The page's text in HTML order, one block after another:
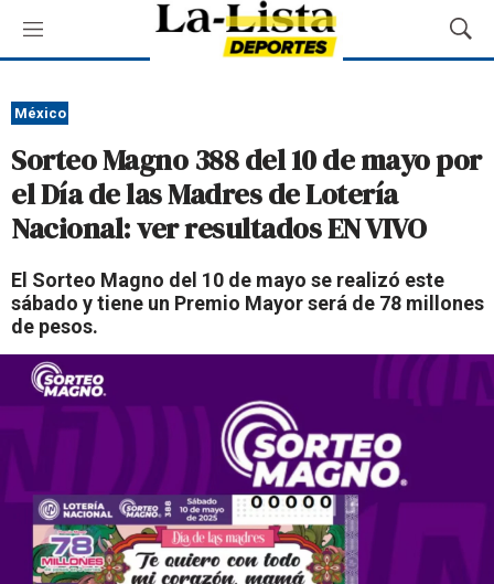
M
e
ú
M
o
a
r
u
e
México
Sorteo Magno 388 del 10 de mayo por
el Día de las Madres de Lotería
Nacional: ver resultados EN VIVO
El Sorteo Magno del 10 de mayo se realizó este
sábado y tiene un Premio Mayor será de 78 millones
de pesos.